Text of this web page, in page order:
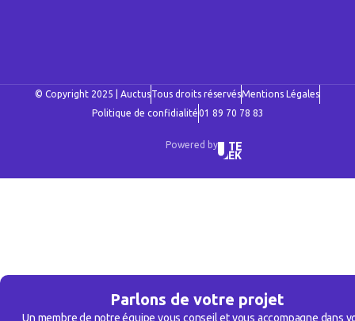
Parlons de votre projet
Un membre de notre équipe vous conseil et vous accompagne dans
© Copyright 2025 | AuctusTous droits réservésMentions Légales
Politique de confidialité01 89 70 78 83
Powered by